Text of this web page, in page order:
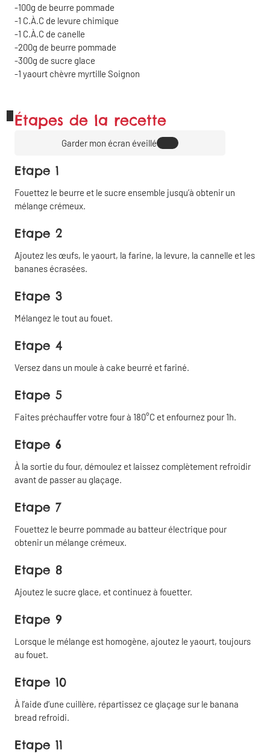
Partager Fermer
sur
sur X
100g de beurre pommade
1 C.À.C de levure chimique
1 C.À.C de canelle
200g de beurre pommade
300g de sucre glace
1 yaourt chèvre myrtille Soignon
Étapes de la recette
Garder mon écran éveillé
Etape 1
Fouettez le beurre et le sucre ensemble jusqu’à obtenir un
mélange crémeux.
Etape 2
Ajoutez les œufs, le yaourt, la farine, la levure, la cannelle et les
bananes écrasées.
Etape 3
Mélangez le tout au fouet.
Etape 4
Versez dans un moule à cake beurré et fariné.
Etape 5
Faites préchauffer votre four à 180°C et enfournez pour 1h.
Etape 6
À la sortie du four, démoulez et laissez complètement refroidir
avant de passer au glaçage.
Etape 7
Fouettez le beurre pommade au batteur électrique pour
obtenir un mélange crémeux.
Etape 8
Ajoutez le sucre glace, et continuez à fouetter.
Etape 9
Lorsque le mélange est homogène, ajoutez le yaourt, toujours
au fouet.
Etape 10
À l’aide d’une cuillère, répartissez ce glaçage sur le banana
bread refroidi.
Etape 11